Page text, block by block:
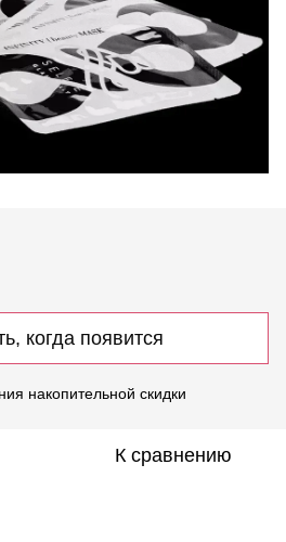
когда появится
накопительной скидки
К сравнению